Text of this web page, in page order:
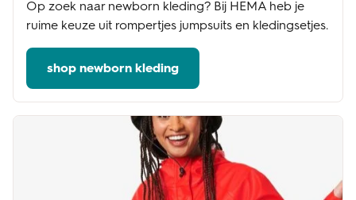
Op zoek naar newborn kleding? Bij HEMA heb je
ruime keuze uit rompertjes jumpsuits en kledingsetjes.
shop newborn kleding